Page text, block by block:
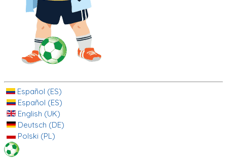
Español (ES)
Español (ES)
English (UK)
Deutsch (DE)
Polski (PL)